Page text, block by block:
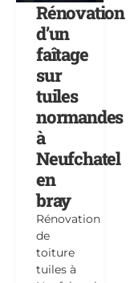
Rénovation
d’un
faîtage
sur
tuiles
normandes
à
Neufchatel
en
bray
Rénovation
de
toiture
tuiles à